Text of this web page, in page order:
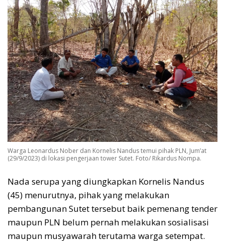
Warga Leonardus Nober dan Kornelis Nandus temui pihak PLN, Jum’at
(29/9/2023) di lokasi pengerjaan tower Sutet. Foto/ Rikardus Nompa.
Nada serupa yang diungkapkan Kornelis Nandus
(45) menurutnya, pihak yang melakukan
pembangunan Sutet tersebut baik pemenang tender
maupun PLN belum pernah melakukan sosialisasi
maupun musyawarah terutama warga setempat.